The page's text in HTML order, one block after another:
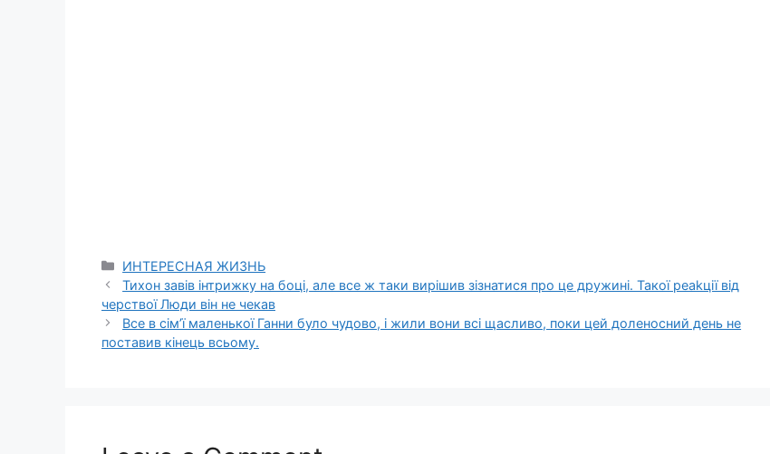
Categories
ИНТЕРЕСНАЯ ЖИЗНЬ
Тихон завів інтрижку на боці, але все ж таки вирішив зізнатися про це дружині. Такої реаkції від
черствої Люди він не чекав
Все в сім’ї маленької Ганни було чудово, і жили вони всі щасливо, поки цей доленосний день не
поставив кінець всьому.